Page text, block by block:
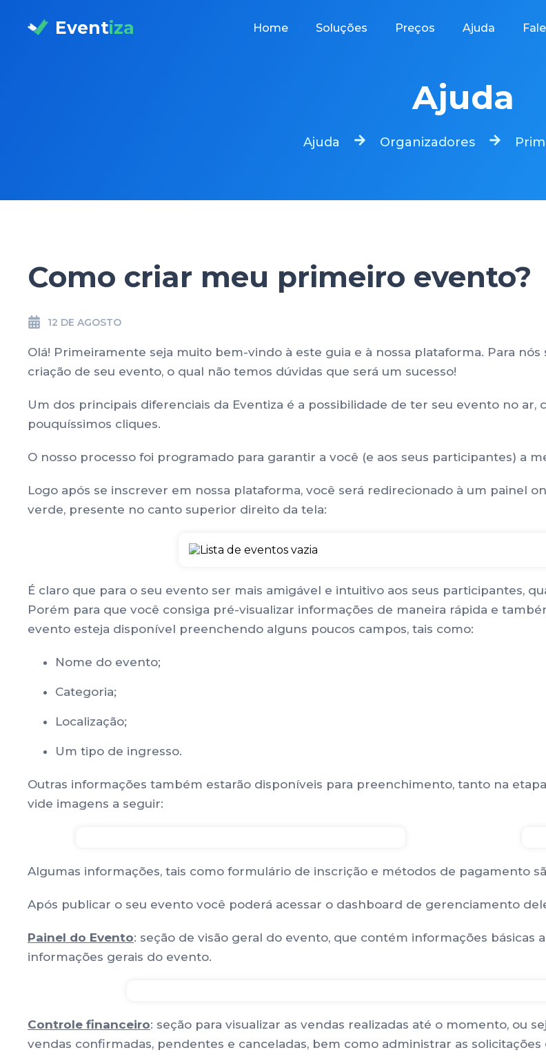
Eventiza Home Soluções Preços Ajuda
Ajuda
Ajuda Organizadores
Como criar meu primeiro evento?
12 DE AGOSTO
Olá! Primeiramente seja muito bem-vindo à este guia e à nossa plataforma. Para
criação de seu evento, o qual não temos dúvidas que será um sucesso!
Um dos principais diferenciais da Eventiza é a possibilidade de ter seu evento no ar,
pouquíssimos cliques.
O nosso processo foi programado para garantir a você (e aos seus participantes) a
Logo após se inscrever em nossa plataforma, você será redirecionado à um painel
verde, presente no canto superior direito da tela:
É claro que para o seu evento ser mais amigável e intuitivo aos seus participantes,
Porém para que você consiga pré-visualizar informações de maneira rápida e
evento esteja disponível preenchendo alguns poucos campos, tais como:
Nome do evento;
Categoria;
Localização;
Um tipo de ingresso.
Outras informações também estarão disponíveis para preenchimento, tanto na
vide imagens a seguir:
Algumas informações, tais como formulário de inscrição e métodos de pagamento
Após publicar o seu evento você poderá acessar o dashboard de gerenciamento
Painel do Evento: seção de visão geral do evento, que contém informações básicas
informações gerais do evento.
Controle financeiro: seção para visualizar as vendas realizadas até o momento, ou
vendas confirmadas, pendentes e canceladas, bem como administrar as